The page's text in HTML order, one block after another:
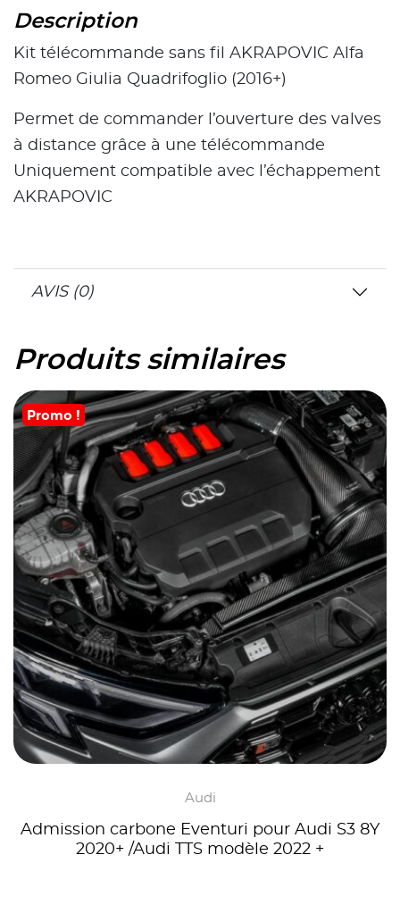
Description
Kit télécommande sans fil AKRAPOVIC Alfa
Romeo Giulia Quadrifoglio (2016+)
Permet de commander l’ouverture des valves
à distance grâce à une télécommande
Uniquement compatible avec l’échappement
AKRAPOVIC
AVIS (0)
Produits similaires
Promo !
Audi
Admission carbone Eventuri pour Audi S3 8Y
2020+ /Audi TTS modèle 2022 +